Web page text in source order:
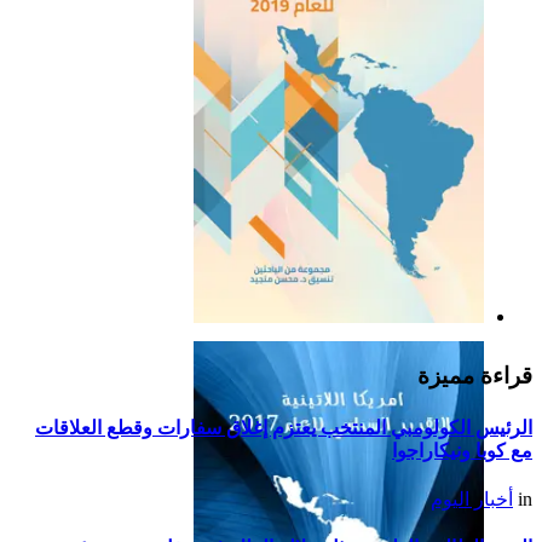
التقرير السياسي لأمريكا
اللاتينية للعام 2019
قراءة مميزة
الرئيس الكولومبي المنتخب يعتزم إغلاق سفارات وقطع العلاقات
مع كوبا ونيكاراجوا
in أخبار اليوم